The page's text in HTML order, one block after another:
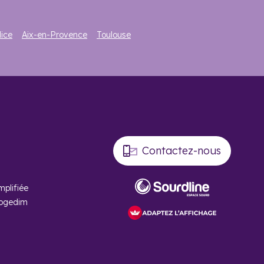
Aix-en-Provence Toulouse
Contactez-nous